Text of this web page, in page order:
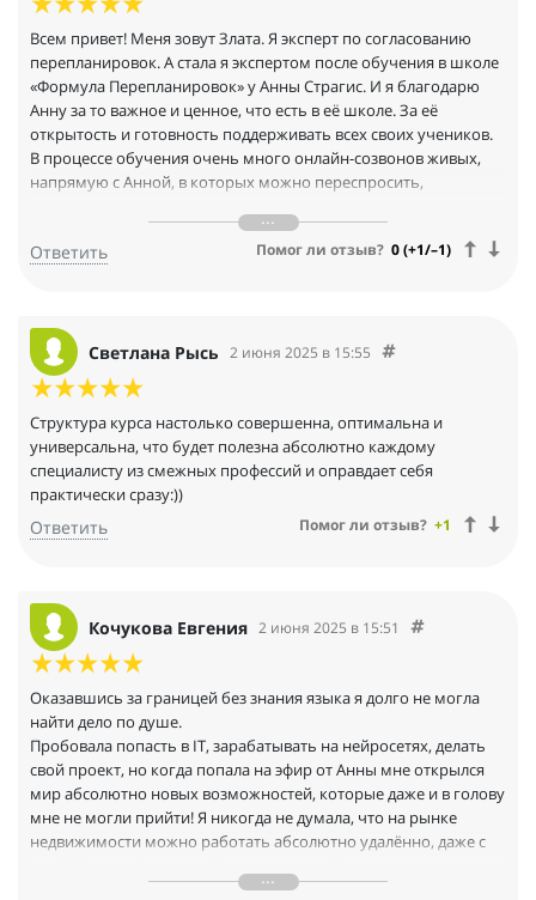
Всем привет! Меня зовут Злата. Я эксперт по согласованию
перепланировок. А стала я экспертом после обучения в школе
«Формула Перепланировок» у Анны Страгис. И я благодарю
Анну за то важное и ценное, что есть в её школе. За её
открытость и готовность поддерживать всех своих учеников.
В процессе обучения очень много онлайн-созвонов живых,
напрямую с Анной, в которых можно переспросить,
задать вопросы, получить ответы.
После обучения или в процессе, когда уже начинаются свои
сложным моментам, получить комментарии, оперативно
получить обратную связь и поддержку. Это очень важно при
обучении и при начале деятельности — иметь такого
наставника и такую опору за спиной.
Ответить Помог ли отзыв? 0 (+1/–1)
Светлана Рысь 2 июня 2025 в 15:55
Структура курса настолько совершенна, оптимальна и
универсальна, что будет полезна абсолютно каждому
специалисту из смежных профессий и оправдает себя
практически сразу:))
Ответить Помог ли отзыв? +1
Кочукова Евгения 2 июня 2025 в 15:51
Оказавшись за границей без знания языка я долго не могла
найти дело по душе.
Пробовала попасть в IT, зарабатывать на нейросетях, делать
свой проект, но когда попала на эфир от Анны мне открылся
мир абсолютно новых возможностей, которые даже и в голову
мне не могли прийти! Я никогда не думала, что на рынке
недвижимости можно работать абсолютно удалённо, даже с
почти 4 года живу в Бразилии.